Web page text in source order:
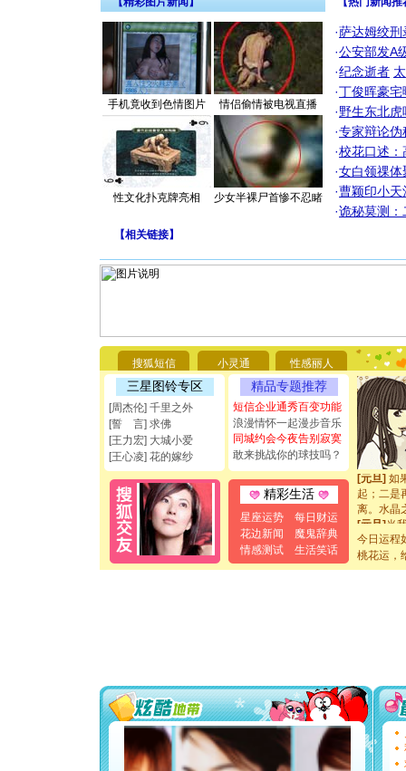
手机竟收到色情图片 情侣偷情被电视直播
性文化扑克牌亮相 少女半裸尸首惨不忍睹
·萨达姆绞刑
·公安部发A
·纪念逝者
·丁俊晖豪
·野生东北
·专家辩论伪
·校花口述：
·女白领祼体
·曹颖印小天
·诡秘莫测：
【相关链接】
搜狐短信 小灵通 性感丽人
三星图铃专区
[周杰伦] 千里之外
[誓 言] 求佛
[王力宏] 大城小爱
[王心凌] 花的嫁纱
精品专题推荐
短信企业通秀百变功能
浪漫情怀一起漫步音乐
同城约会今夜告别寂寞
敢来挑战你的球技吗？
精彩生活
星座运势
每日财运
花边新闻
魔鬼辞典
情感测试
生活笑话
[圣诞节]
能正大
都要快乐
[圣诞节]
如意,快
[元旦]看
断电。爱
你是我专
[元旦]如
起；二是
离。水晶
[元旦]当
泣，这
卖了。水
[春节]风
要平安！
[圣诞节]
能正大
都要快乐
[圣诞节]
如意,快
今日运程
桃花运，